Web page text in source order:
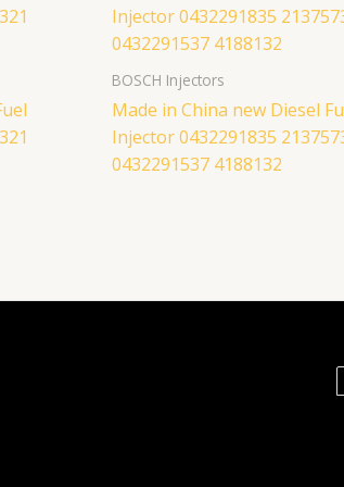
BOSCH Injectors
Made in China new Diesel
Injector 0432291835
0432291537 4188132